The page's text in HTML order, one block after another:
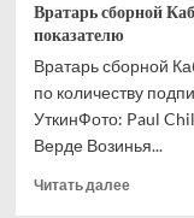
Вратарь сборной
показателю
Вратарь сборной
по количеству
УткинФото: Paul
Верде Возинья...
Читать далееПрочитать